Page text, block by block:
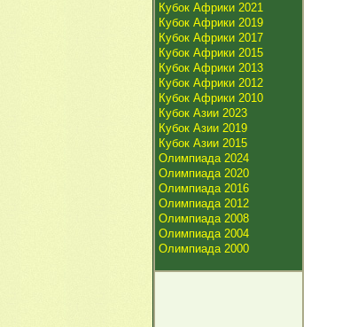
Кубок Африки 2021
Кубок Африки 2019
Кубок Африки 2017
Кубок Африки 2015
Кубок Африки 2013
Кубок Африки 2012
Кубок Африки 2010
Кубок Азии 2023
Кубок Азии 2019
Кубок Азии 2015
Олимпиада 2024
Олимпиада 2020
Олимпиада 2016
Олимпиада 2012
Олимпиада 2008
Олимпиада 2004
Олимпиада 2000